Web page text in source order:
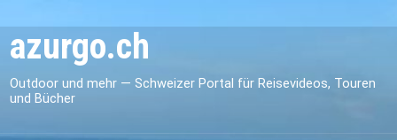
azurgo.ch
Outdoor und mehr — Schweizer Portal für Reisevideos, Touren
und Bücher